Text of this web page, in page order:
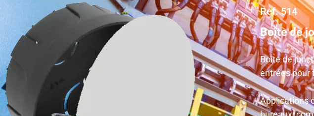
Ref. 514
Boîte de
Boîte de
entrées pour
Applications